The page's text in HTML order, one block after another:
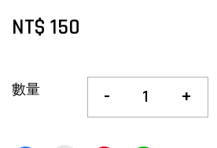
NT$ 150
數量 - +